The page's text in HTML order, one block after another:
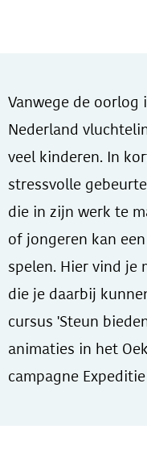
Vanwege de oorlog
Nederland
veel kinderen. In
stressvolle
die in zijn werk te
of jongeren kan
spelen. Hier vind je
die je daarbij
cursus 'Steun
animaties in het
campagne